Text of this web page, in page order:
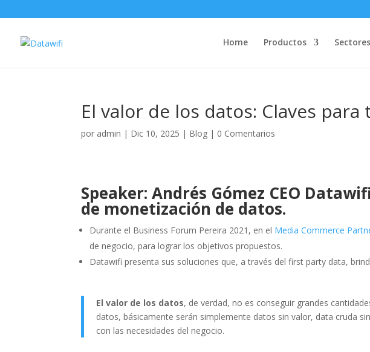
Home Productos Sectores
El valor de los datos: Claves
por admin | Dic 10, 2025 | Blog | 0 Comentarios
Speaker: Andrés Gómez CEO
de monetización de datos.
Durante el Business Forum Pereira 2021, en el Media Commerce
de negocio, para lograr los objetivos propuestos.
Datawifi presenta sus soluciones que, a través del first party data,
El valor de los datos, de verdad, no es conseguir grandes
datos, básicamente serán simplemente datos sin valor, data cruda
con las necesidades del negocio.